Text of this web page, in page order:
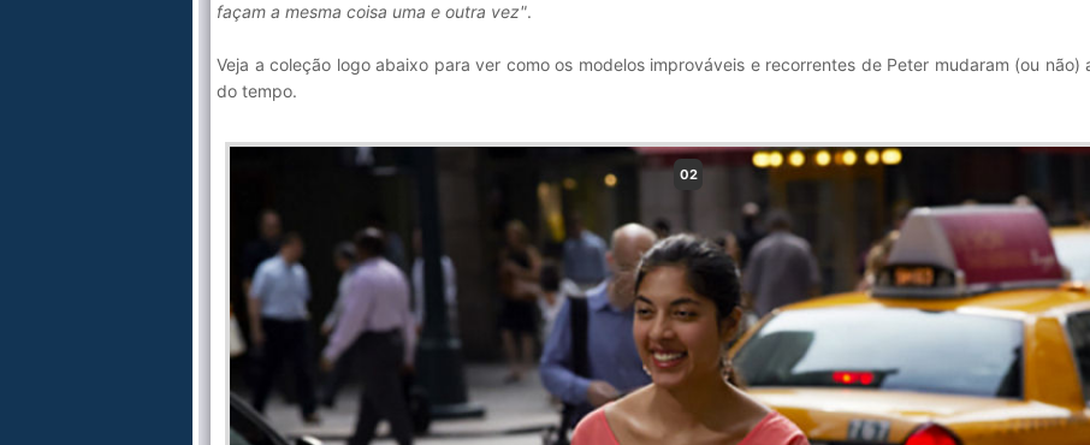
façam a mesma coisa uma e outra vez".
Veja a coleção logo abaixo para ver como os modelos improváveis e recorrentes de Peter mudaram (ou não)
do tempo.
02